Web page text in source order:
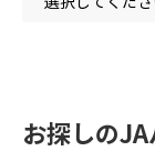
お探しの